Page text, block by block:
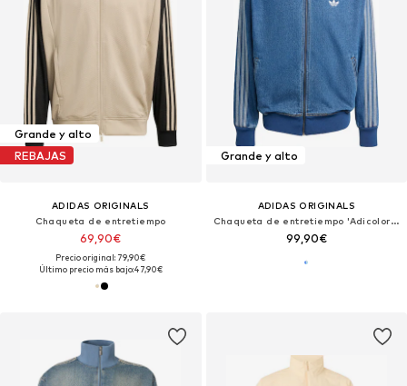
Grande y alto
REBAJAS
ADIDAS ORIGINALS
Chaqueta de entretiempo
69,90€
Precio original: 79,90€
Último precio más bajo:47,90€
Grande y alto
ADIDAS ORIGINALS
Chaqueta de entretiempo 'Adicolor Firebird'
99,90€